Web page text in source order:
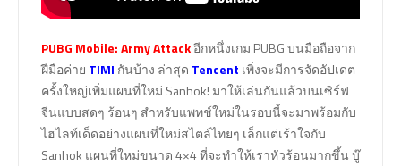
PUBG Mobile: Army Attackอีกหนึ่งเกม PUBG บนมือถือจาก
ฝีมือค่าย TIMI กันบ้าง ล่าสุด Tencent เพิ่งจะมีการจัดอัปเดต
ครั้งใหญ่เพิ่มแผนที่ใหม่ Sanhok! มาให้เล่นกันแล้วบนเซิร์ฟ
จีนแบบสดๆ ร้อนๆ สำหรับแพทช์ใหม่ในรอบนี้จะมาพร้อมกับ
ไฮไลท์เด็ดอย่างแผนที่ใหม่สไตล์ไทยๆ เล็กแต่เร้าใจกับ
Sanhok แผนที่ใหม่ขนาด 4×4 ที่จะทำให้เราหัวร้อนมากขึ้น บู๊